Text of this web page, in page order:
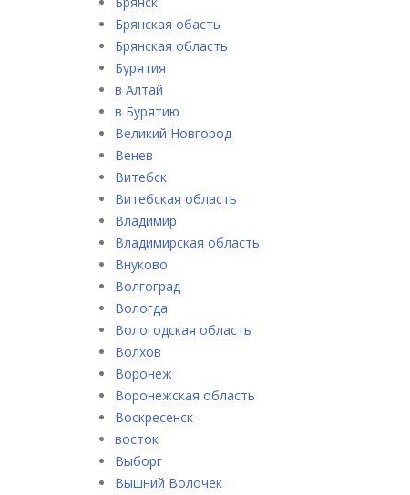
Брянская обасть
Брянская область
Бурятия
в Алтай
в Бурятию
Великий Новгород
Венев
Витебск
Витебская область
Владимир
Владимирская область
Внуково
Волгоград
Вологда
Вологодская область
Волхов
Воронеж
Воронежская область
Воскресенск
восток
Выборг
Вышний Волочек